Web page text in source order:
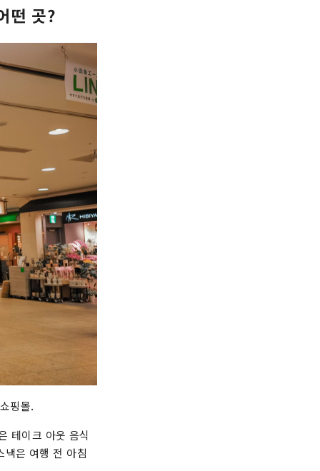
떤 곳?
핑몰.
테이크 아웃 음식
은 여행 전 아침